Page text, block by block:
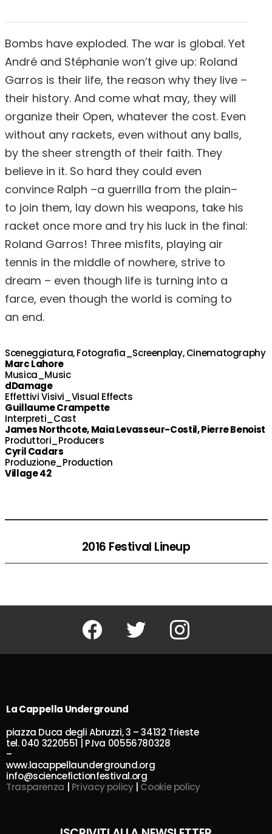
Bombs have exploded. The war is global. Yet
André and Stéphanie won’t give up: Roland
Garros is their life, the reason why they live –
their history. And come what may, they will
organize their Open, whatever the cost. Even
without any rackets, even without any balls,
by the sheer strength of their faith. They
believe in it. So hard they could even
convince Ralph –a guerrilla from the plain–
to join them, lay down his weapons, take his
racket once more and try his luck in the final:
Roland Garros! Three misfits, playing air
tennis in the middle of nowhere, strive to
dream – even though life is turning into a
farce, even though the world is coming to
an end.
Sceneggiatura, Fotografia_Screenplay, Cinematography
Marc Lahore
Musica_Music
dDamage
Effettivi Visivi_Visual Effects
Guillaume Crampette
Interpreti_Cast
James Northcote, Maia Levasseur-Costil, Pierre Benoist
Produttori_Producers
Cyril Cadars
Produzione_Production
Village 42
2016 Festival Lineup
Facebook Twitter Instagram
La Cappella Underground
piazza Duca degli Abruzzi, 3 – 34132 Trieste
tel. 040 3220551 | P.Iva 00556780328
–
www.lacappellaunderground.org
info@sciencefictionfestival.org
Trasparenza
Privacy policy| Cookie policy